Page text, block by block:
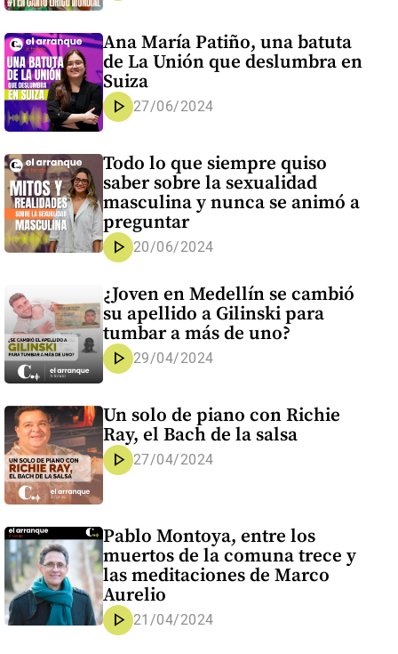
Ana María Patiño, una batuta
de La Unión que deslumbra en
Suiza
play_arrow 27/06/2024
Todo lo que siempre quiso
saber sobre la sexualidad
masculina y nunca se animó a
preguntar
play_arrow 20/06/2024
¿Joven en Medellín se cambió
su apellido a Gilinski para
tumbar a más de uno?
play_arrow 29/04/2024
Un solo de piano con Richie
Ray, el Bach de la salsa
play_arrow 27/04/2024
Pablo Montoya, entre los
muertos de la comuna trece y
las meditaciones de Marco
Aurelio
play_arrow 21/04/2024